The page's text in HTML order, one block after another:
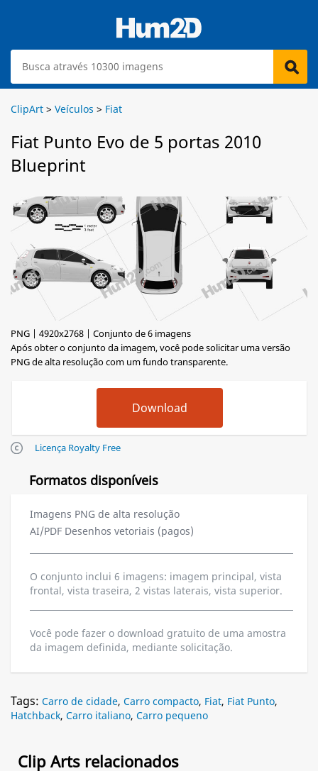
ClipArt > Veículos > Fiat
Fiat Punto Evo de 5 portas 2010
Blueprint
PNG | 4920x2768 | Conjunto de 6 imagens
Após obter o conjunto da imagem, você pode solicitar uma versão
PNG de alta resolução com um fundo transparente.
Licença Royalty Free
Formatos disponíveis
Imagens PNG de alta resolução
AI/PDF Desenhos vetoriais (pagos)
O conjunto inclui 6 imagens: imagem principal, vista
frontal, vista traseira, 2 vistas laterais, vista superior.
Você pode fazer o download gratuito de uma amostra
da imagem definida, mediante solicitação.
Tags: Carro de cidade, Carro compacto, Fiat, Fiat Punto,
Hatchback, Carro italiano, Carro pequeno
Clip Arts relacionados